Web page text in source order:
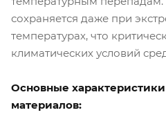
сохраняется даже при
температурах, что
климатических условий
Основные
материалов: